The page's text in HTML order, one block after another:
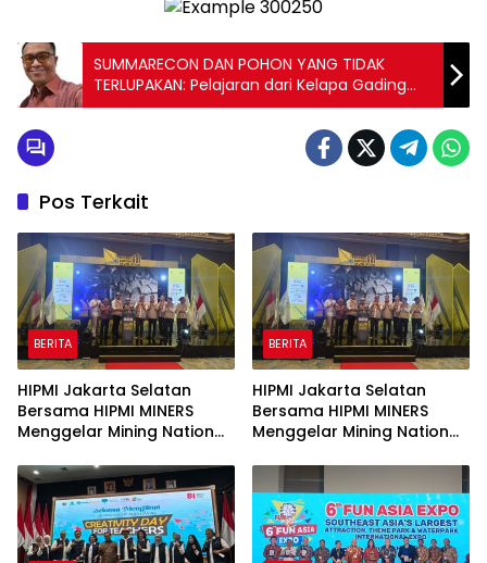
SUMMARECON DAN POHON YANG TIDAK
TERLUPAKAN: Pelajaran dari Kelapa Gading
tentang Pembangunan yang Berakar
Pos Terkait
BERITA
HIPMI Jakarta Selatan
Bersama HIPMI MINERS
Menggelar Mining Nation
Indah Golf Jakarta
BERITA
HIPMI Jakarta Selatan
Bersama HIPMI MINERS
Menggelar Mining Nation
Indah Golf Jakarta